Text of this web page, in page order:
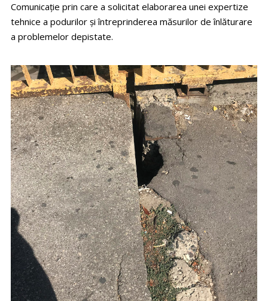
Comunicație prin care a solicitat elaborarea unei expertize
tehnice a podurilor și întreprinderea măsurilor de înlăturare
a problemelor depistate.